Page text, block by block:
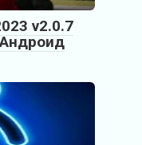
v2.0.7